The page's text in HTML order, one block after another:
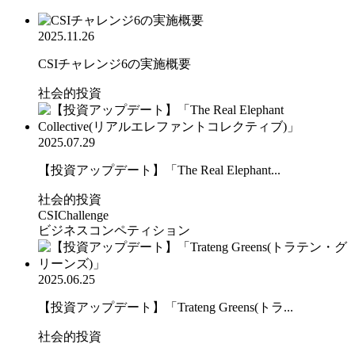
2025.11.26
CSIチャレンジ6の実施概要
社会的投資
2025.07.29
【投資アップデート】「The Real Elephant...
社会的投資
CSIChallenge
ビジネスコンペティション
2025.06.25
【投資アップデート】「Trateng Greens(トラ...
社会的投資